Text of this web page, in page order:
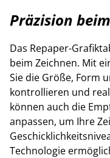
Präzision
Das Repaper-
beim Zeichnen. Mit
Sie die Größe, Form
kontrollieren und
können auch die
anpassen, um Ihre
Technologie